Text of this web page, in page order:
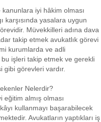
iyi hâkim olması
karşısında yasalara uygun
Müvekkilleri adına dava
takip etmek avukatlık görevi
kurumlarda ve adli
işleri takip etmek ve gerekli
gibi görevleri vardır.
Nelerdir?
almış olması
kullanmayı başarabilecek
Avukatların yaptıkları iş